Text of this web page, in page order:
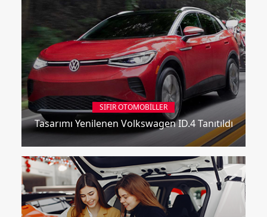
SIFIR OTOMOBILLER
Tasarımı Yenilenen Volkswagen ID.4 Tanıtıldı